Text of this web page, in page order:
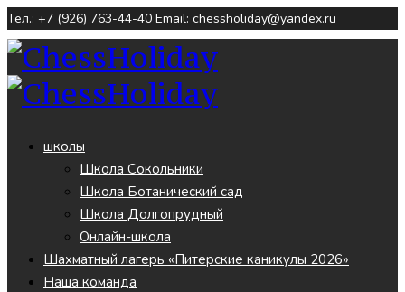
Тел.: +7 (926) 763-44-40 Email: chessholiday@yandex.ru
школы
Школа Сокольники
Школа Ботанический сад
Школа Долгопрудный
Онлайн-школа
Шахматный лагерь «Питерские каникулы 2026»
Наша команда